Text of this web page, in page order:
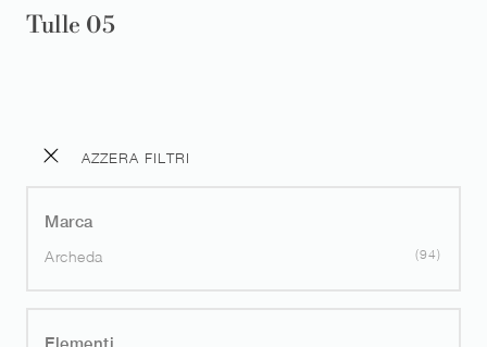
AZZERA FILTRI
Marca
Archeda
94
Elementi
Tulle 05